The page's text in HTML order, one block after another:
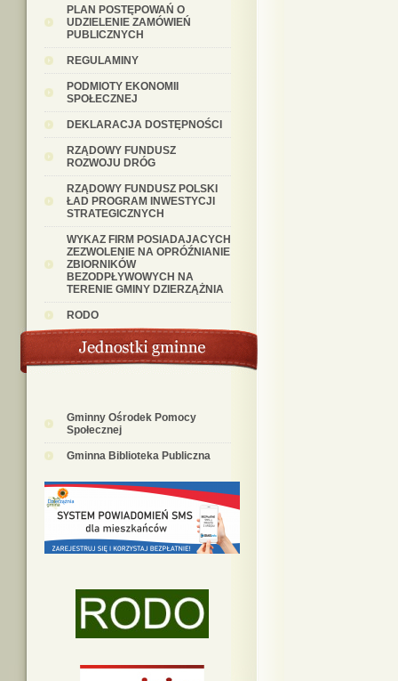
PLAN POSTĘPOWAŃ O
UDZIELENIE ZAMÓWIEŃ
PUBLICZNYCH
REGULAMINY
PODMIOTY EKONOMII
SPOŁECZNEJ
DEKLARACJA DOSTĘPNOŚCI
RZĄDOWY FUNDUSZ
ROZWOJU DRÓG
RZĄDOWY FUNDUSZ POLSKI
ŁAD PROGRAM INWESTYCJI
STRATEGICZNYCH
WYKAZ FIRM POSIADAJACYCH
ZEZWOLENIE NA OPRÓŹNIANIE
ZBIORNIKÓW
BEZODPŁYWOWYCH NA
TERENIE GMINY DZIERZĄŻNIA
RODO
Gminny Ośrodek Pomocy
Społecznej
Gminna Biblioteka Publiczna